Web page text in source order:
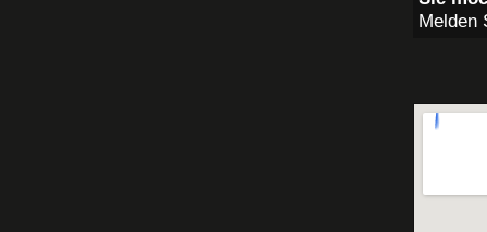
Melden